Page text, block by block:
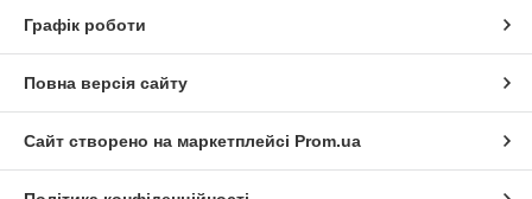
Графік роботи
Повна версія сайту
Сайт створено на маркетплейсі Prom.ua